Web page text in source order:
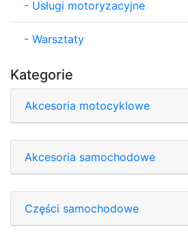
- Usługi motoryzacyjne
- Warsztaty
Kategorie
Akcesoria motocyklowe
Akcesoria samochodowe
Części samochodowe